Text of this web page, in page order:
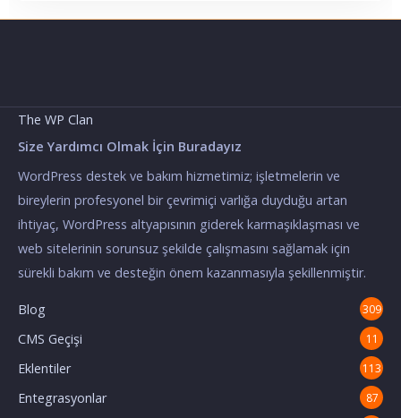
The WP Clan
Size Yardımcı Olmak İçin Buradayız
WordPress destek ve bakım hizmetimiz; işletmelerin ve
bireylerin profesyonel bir çevrimiçi varlığa duyduğu artan
ihtiyaç, WordPress altyapısının giderek karmaşıklaşması ve
web sitelerinin sorunsuz şekilde çalışmasını sağlamak için
sürekli bakım ve desteğin önem kazanmasıyla şekillenmiştir.
Blog 309
CMS Geçişi 11
Eklentiler 113
Entegrasyonlar 87